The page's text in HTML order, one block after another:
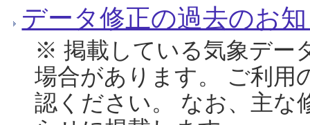
データ修正の過去のお
※ 掲載している気象デー
場合があります。 ご利用
認ください。 なお、主な